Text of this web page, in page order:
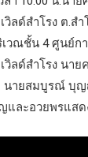
วิลด์สำโรง ต.ส
วณชั้น 4 ศูนย์ก
วิลด์สำโรง น
ายสมบูรณ์ บุญ
ญและอวยพรแส